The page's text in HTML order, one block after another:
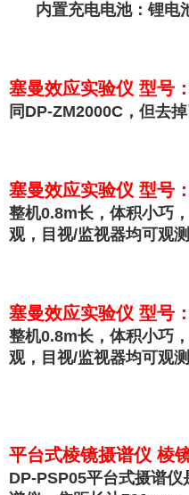
内置充电电池：锂电
塞曼效应实验仪 型号
同DP-ZM2000C，但去
塞曼效应实验仪 型号
整机0.8m长，体积小巧
观，目视/监视器均可观
塞曼效应实验仪 型号
整机0.8m长，体积小巧
观，目视/监视器均可观
平台式棱镜摄谱仪 棱
DP-PSP05平台式摄谱